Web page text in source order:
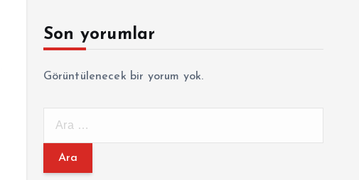
Son yorumlar
Görüntülenecek bir yorum yok.
m